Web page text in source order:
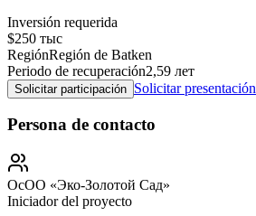
Inversión requerida
$250 тыс
RegiónRegión de Batken
Periodo de recuperación2,59 лет
Solicitar participación Solicitar presentación
Persona de contacto
ОсОО «Эко-Золотой Сад»
Iniciador del proyecto